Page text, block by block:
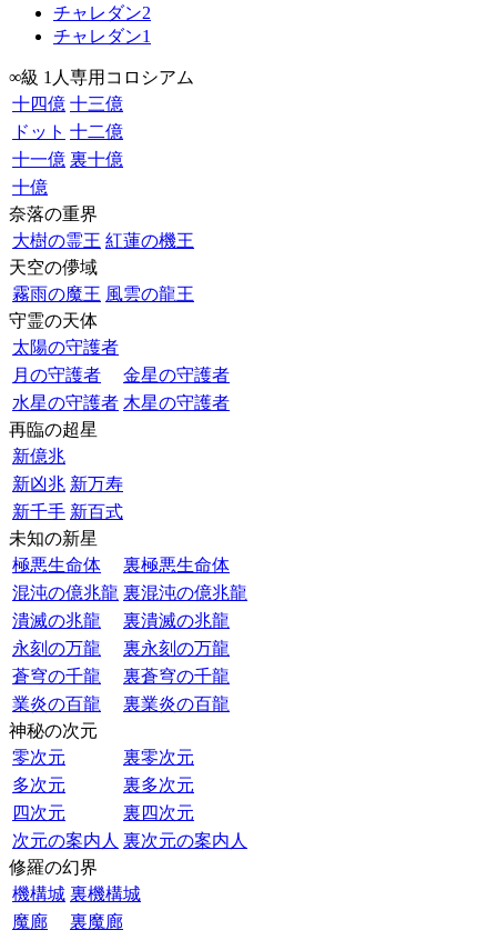
チャレダン2
チャレダン1
∞級 1人専用コロシアム
十四億 十三億
ドット 十二億
十一億 裏十億
十億
奈落の重界
大樹の霊王 紅蓮の機王
天空の儚域
霧雨の魔王 風雲の龍王
守霊の天体
太陽の守護者
月の守護者
金星の守護者
水星の守護者 木星の守護者
再臨の超星
新億兆
新凶兆 新万寿
新千手 新百式
未知の新星
極悪生命体
裏極悪生命体
混沌の億兆龍 裏混沌の億兆龍
潰滅の兆龍
裏潰滅の兆龍
永刻の万龍
裏永刻の万龍
蒼穹の千龍
裏蒼穹の千龍
業炎の百龍
裏業炎の百龍
神秘の次元
零次元
裏零次元
多次元
裏多次元
四次元
裏四次元
次元の案内人 裏次元の案内人
修羅の幻界
機構城 裏機構城
魔廊
裏魔廊